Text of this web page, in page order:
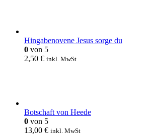
Hingabenovene Jesus sorge du
0 von 5
2,50 € inkl. MwSt
Botschaft von Heede
0 von 5
13,00 € inkl. MwSt